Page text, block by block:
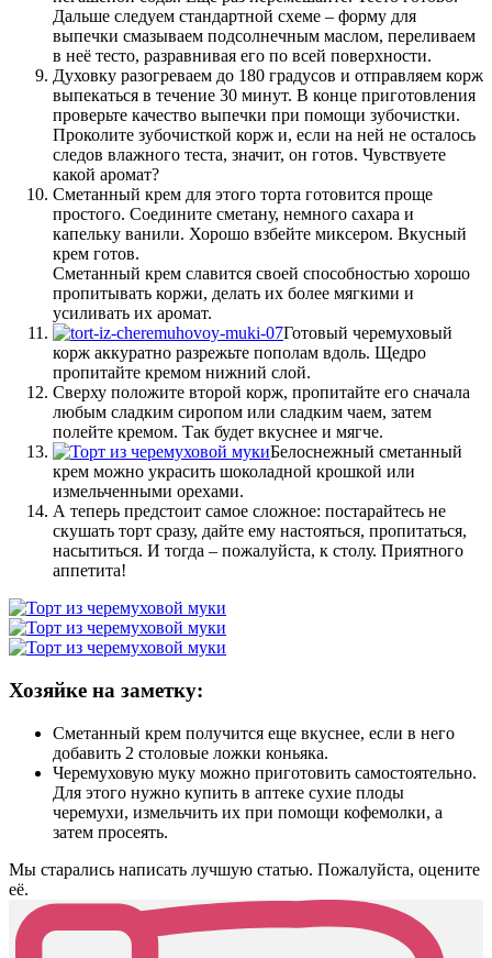
Дальше следуем стандартной схеме – форму для
выпечки смазываем подсолнечным маслом, переливаем
в неё тесто, разравнивая его по всей поверхности.
Духовку разогреваем до 180 градусов и отправляем корж
выпекаться в течение 30 минут. В конце приготовления
проверьте качество выпечки при помощи зубочистки.
Проколите зубочисткой корж и, если на ней не осталось
следов влажного теста, значит, он готов. Чувствуете
какой аромат?
Сметанный крем для этого торта готовится проще
простого. Соедините сметану, немного сахара и
капельку ванили. Хорошо взбейте миксером. Вкусный
крем готов.
Сметанный крем славится своей способностью хорошо
пропитывать коржи, делать их более мягкими и
усиливать их аромат.
Готовый черемуховый
корж аккуратно разрежьте пополам вдоль. Щедро
пропитайте кремом нижний слой.
Сверху положите второй корж, пропитайте его сначала
любым сладким сиропом или сладким чаем, затем
полейте кремом. Так будет вкуснее и мягче.
Белоснежный сметанный
крем можно украсить шоколадной крошкой или
измельченными орехами.
А теперь предстоит самое сложное: постарайтесь не
скушать торт сразу, дайте ему настояться, пропитаться,
насытиться. И тогда – пожалуйста, к столу. Приятного
аппетита!
Хозяйке на заметку:
Сметанный крем получится еще вкуснее, если в него
добавить 2 столовые ложки коньяка.
Черемуховую муку можно приготовить самостоятельно.
Для этого нужно купить в аптеке сухие плоды
черемухи, измельчить их при помощи кофемолки, а
затем просеять.
Мы старались написать лучшую статью. Пожалуйста, оцените
её.